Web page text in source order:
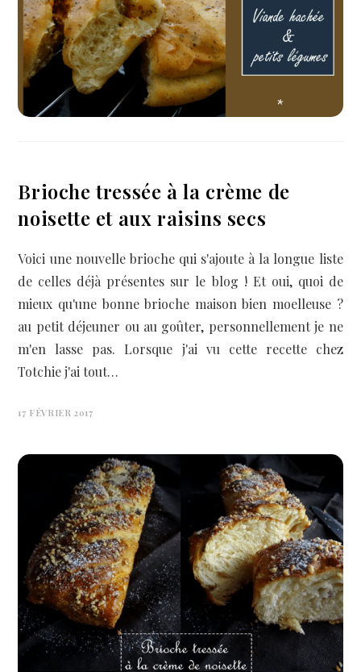
Brioche tressée à la crème de
noisette et aux raisins secs
Voici une nouvelle brioche qui s'ajoute à la longue liste
de celles déjà présentes sur le blog ! Et oui, quoi de
mieux qu'une bonne brioche maison bien moelleuse ?
au petit déjeuner ou au goûter, personnellement je ne
m'en lasse pas. Lorsque j'ai vu cette recette chez
Totchie j'ai tout…
17 FÉVRIER 2017